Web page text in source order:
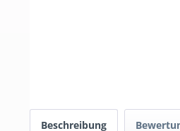
Beschreibung